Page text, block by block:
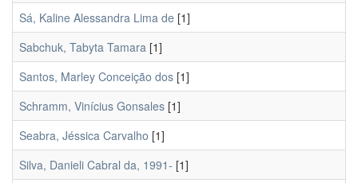
Sá, Kaline Alessandra Lima de [1]
Sabchuk, Tabyta Tamara [1]
Santos, Marley Conceição dos [1]
Schramm, Vinícius Gonsales [1]
Seabra, Jéssica Carvalho [1]
Silva, Danieli Cabral da, 1991- [1]